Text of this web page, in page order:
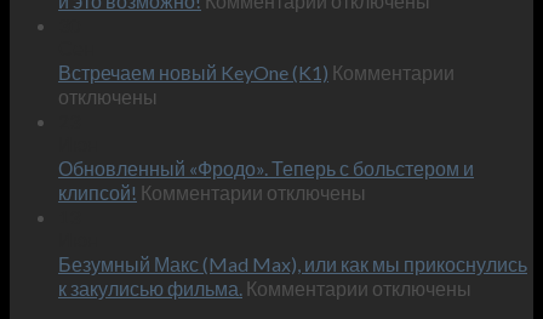
нож
–
и
Встречаем новый KeyOne (K1) Комментарии
KeyOne
отключены
Обновленный «Фродо». Теперь с больстером и
клипсой! Комментарии к
«Фродо».
Теперь
отключены
Безумный Макс (Mad Max), или как мы прикоснулись
к закулисью фильма. Комментарии котключены